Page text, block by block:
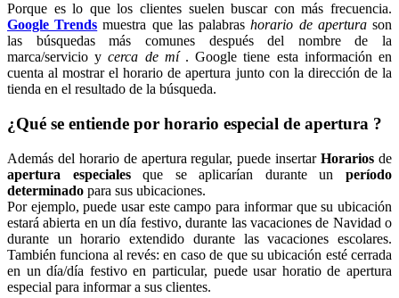
Porque es lo que los clientes suelen buscar con más frecuencia.
Google Trends muestra que las palabrashorario de aperturason
las búsquedas más comunes después del nombre de la
marca/servicio ycerca de mí. Google tiene esta información en
cuenta al mostrar el horario de apertura junto con la dirección de la
tienda en el resultado de la búsqueda.
¿Qué se entiende por horario especial de apertura ?
Además del horario de apertura regular, puede insertarHorarios de
apertura especialesque se aplicarían durante unperíodo
determinado para sus ubicaciones.
Por ejemplo, puede usar este campo para informar que su ubicación
estará abierta en un día festivo, durante las vacaciones de Navidad o
durante un horario extendido durante las vacaciones escolares.
También funciona al revés: en caso de que su ubicación esté cerrada
en un día/día festivo en particular, puede usar horatio de apertura
especial para informar a sus clientes.